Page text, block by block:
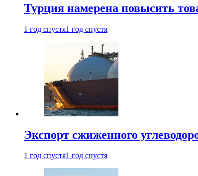
Турция намерена повысить
1 год спустя1 год спустя
Экспорт сжиженного
1 год спустя1 год спустя